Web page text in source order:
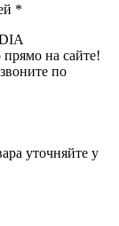
*
на сайте!
по
уточняйте у